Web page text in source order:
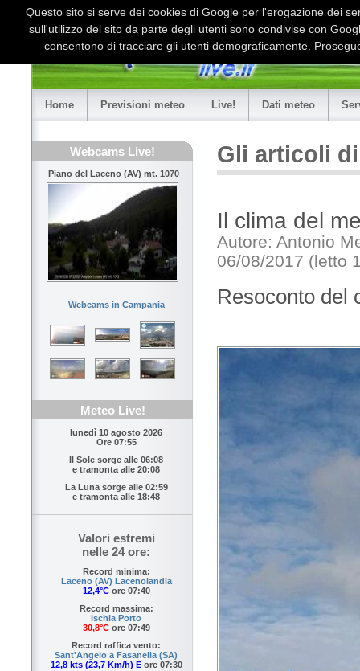
Home Previsioni meteo Live! Dati meteo
Webcams Live!
Piano del Laceno (AV) mt. 1070
Webcams in Campania
Meteo Live!
lunedì 10 agosto 2026
Ore 07:55
Il Sole sorge alle 06:08
e tramonta alle 20:08
La Luna sorge alle 02:59
e tramonta alle 18:48
Valori estremi
nelle 24 ore:
Record minima:
Laceno (AV) Lacenolandia
12,4°Core 07:40
Record massima:
Ischia Porto
30,8°Core 07:49
Record raffica vento:
Sant'Angelo a Fasanella (SA)
12,8 kts (23,7 Km/h) Eore 07:30
Gli articoli
Il clima del
Autore: Antonio
06/08/2017 (letto
Resoconto del
Questo sito si serve dei cookies di Google per l'erogazione dei
sull'utilizzo del sito da parte degli utenti sono condivise con
consentono di tracciare gli utenti demograficamente.